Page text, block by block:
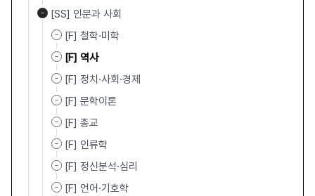
[SS] 인문과 사회
[F] 철학·미학
[F] 역사
[F] 정치·사회·경제
[F] 문학이론
[F] 종교
[F] 인류학
[F] 정신분석·심리
[F] 언어·기호학